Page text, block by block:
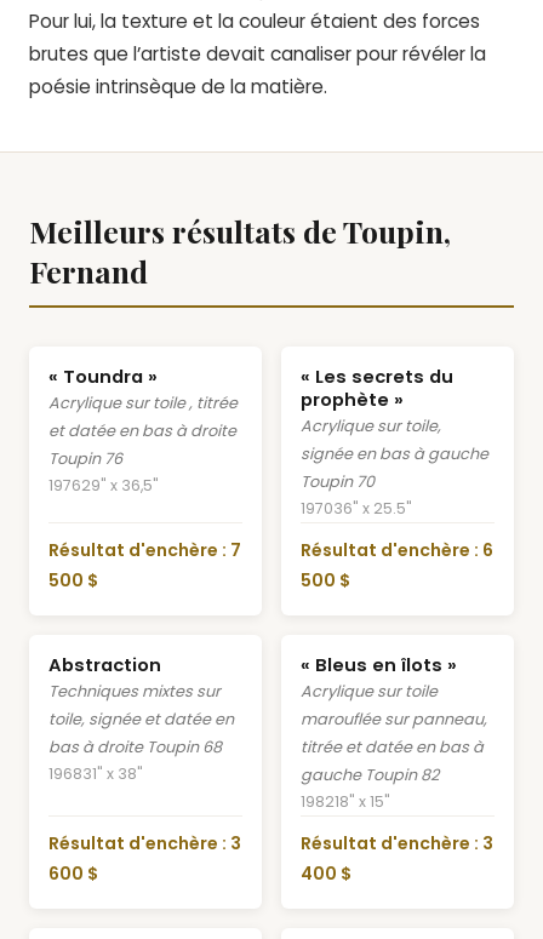
Pour lui, la texture et la couleur étaient des forces
brutes que l’artiste devait canaliser pour révéler la
poésie intrinsèque de la matière.
Meilleurs résultats de Toupin,
Fernand
« Toundra »
Acrylique sur toile , titrée
et datée en bas à droite
Toupin 76
197629" x 36,5"
Résultat d'enchère : 7
500 $
« Les secrets du
prophète »
Acrylique sur toile,
signée en bas à gauche
Toupin 70
197036" x 25.5"
Résultat d'enchère : 6
500 $
Abstraction
Techniques mixtes sur
toile, signée et datée en
bas à droite Toupin 68
196831" x 38"
Résultat d'enchère : 3
600 $
« Bleus en îlots »
Acrylique sur toile
marouflée sur panneau,
titrée et datée en bas à
gauche Toupin 82
198218" x 15"
Résultat d'enchère : 3
400 $